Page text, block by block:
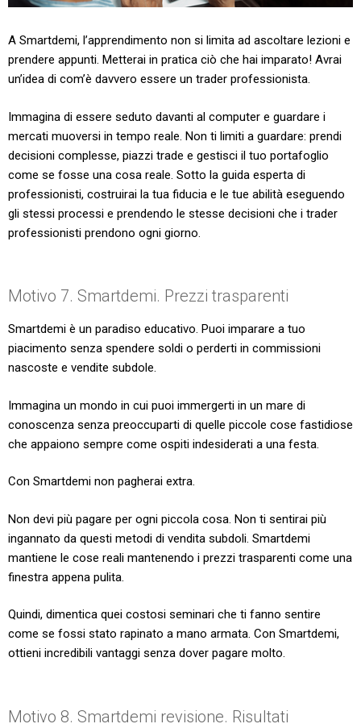
A Smartdemi, l’apprendimento non si limita ad ascoltare lezioni e
prendere appunti. Metterai in pratica ciò che hai imparato! Avrai
un’idea di com’è davvero essere un trader professionista.
Immagina di essere seduto davanti al computer e guardare i
mercati muoversi in tempo reale. Non ti limiti a guardare: prendi
decisioni complesse, piazzi trade e gestisci il tuo portafoglio
come se fosse una cosa reale. Sotto la guida esperta di
professionisti, costruirai la tua fiducia e le tue abilità eseguendo
gli stessi processi e prendendo le stesse decisioni che i trader
professionisti prendono ogni giorno.
Motivo 7. Smartdemi. Prezzi trasparenti
Smartdemi è un paradiso educativo. Puoi imparare a tuo
piacimento senza spendere soldi o perderti in commissioni
nascoste e vendite subdole.
Immagina un mondo in cui puoi immergerti in un mare di
conoscenza senza preoccuparti di quelle piccole cose fastidiose
che appaiono sempre come ospiti indesiderati a una festa.
Con Smartdemi non pagherai extra.
Non devi più pagare per ogni piccola cosa. Non ti sentirai più
ingannato da questi metodi di vendita subdoli. Smartdemi
mantiene le cose reali mantenendo i prezzi trasparenti come una
finestra appena pulita.
Quindi, dimentica quei costosi seminari che ti fanno sentire
come se fossi stato rapinato a mano armata. Con Smartdemi,
ottieni incredibili vantaggi senza dover pagare molto.
Motivo 8. Smartdemi revisione. Risultati